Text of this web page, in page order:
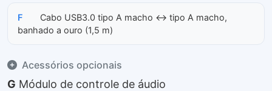
F
Cabo USB3.0 tipo A macho ↔ tipo A macho,
banhado a ouro (1,5 m)
Acessórios opcionais
G Módulo de controle de áudio